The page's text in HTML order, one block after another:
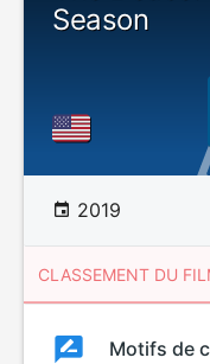
Season
2019
CLASSEMENT DU
Classement
Motifs de